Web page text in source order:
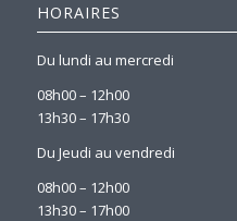
HORAIRES
Du lundi au mercredi
08h00 – 12h00
13h30 – 17h30
Du Jeudi au vendredi
08h00 – 12h00
13h30 – 17h00